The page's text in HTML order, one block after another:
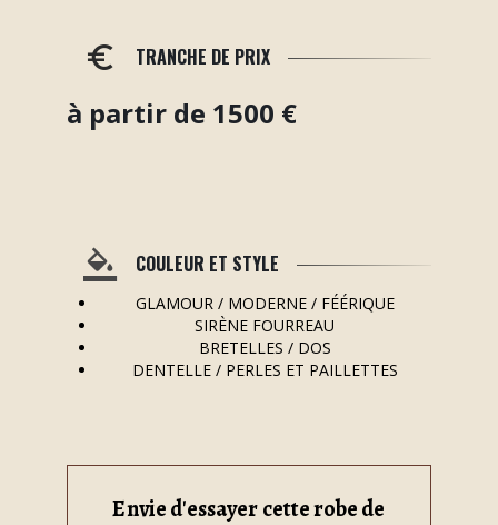
TRANCHE DE PRIX
à partir de 1500 €
COULEUR ET STYLE
GLAMOUR / MODERNE / FÉÉRIQUE
SIRÈNE FOURREAU
BRETELLES / DOS
DENTELLE / PERLES ET PAILLETTES
Envie d'essayer cette robe de